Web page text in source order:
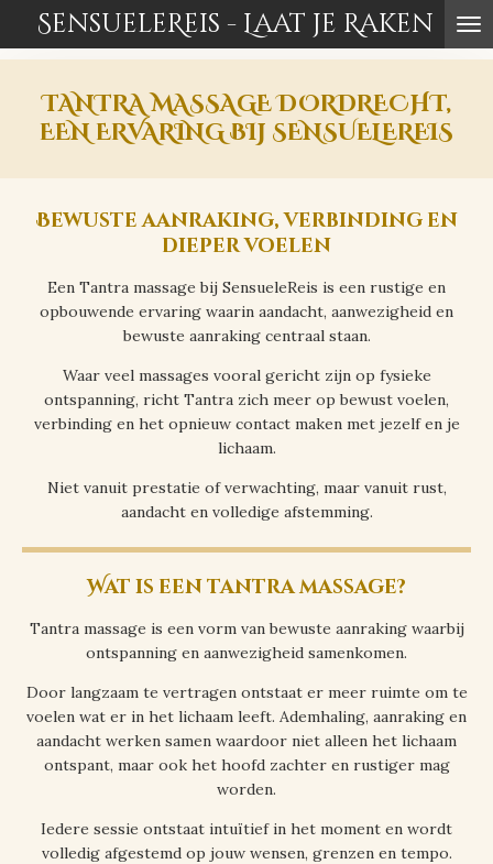
direct
hoofdinhoud
SensueleReis - Laat je Raken
TANTRA MASSAGE DORDRECHT,
EEN ERVARING BIJ SENSUELEREIS
Bewuste aanraking, verbinding en
dieper voelen
Een Tantra massage bij SensueleReis is een rustige en
opbouwende ervaring waarin aandacht, aanwezigheid en
bewuste aanraking centraal staan.
Waar veel massages vooral gericht zijn op fysieke
ontspanning, richt Tantra zich meer op bewust voelen,
verbinding en het opnieuw contact maken met jezelf en je
lichaam.
Niet vanuit prestatie of verwachting, maar vanuit rust,
aandacht en volledige afstemming.
Wat is een tantra massage?
Tantra massage is een vorm van bewuste aanraking waarbij
ontspanning en aanwezigheid samenkomen.
Door langzaam te vertragen ontstaat er meer ruimte om te
voelen wat er in het lichaam leeft. Ademhaling, aanraking en
aandacht werken samen waardoor niet alleen het lichaam
ontspant, maar ook het hoofd zachter en rustiger mag
worden.
Iedere sessie ontstaat intuïtief in het moment en wordt
volledig afgestemd op jouw wensen, grenzen en tempo.